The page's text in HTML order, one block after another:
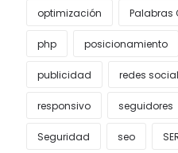
optimización Palabras
php posicionamiento
publicidad redes
responsivo seguidores
Seguridad seo